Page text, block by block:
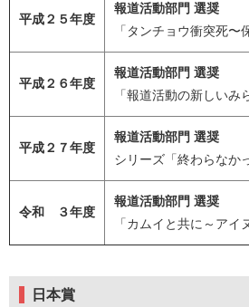
平成２５年度
報道活動部門 選奨
「タンチョウ衝突死〜
平成２６年度
報道活動部門 選奨
「報道活動の新しい
平成２７年度
報道活動部門 選奨
シリーズ「終わらなか
令和 ３年度
報道活動部門 選奨
「カムイと共に～アイ
日本賞